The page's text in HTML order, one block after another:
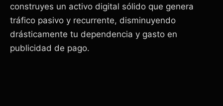
construyes un activo digital sólido que genera
tráfico pasivo y recurrente, disminuyendo
drásticamente tu dependencia y gasto en
publicidad de pago.